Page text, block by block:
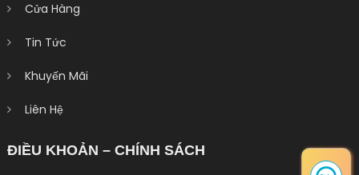
Cửa Hàng
Tin Tức
Khuyến Mãi
Liên Hệ
ĐIỀU KHOẢN – CHÍNH SÁCH